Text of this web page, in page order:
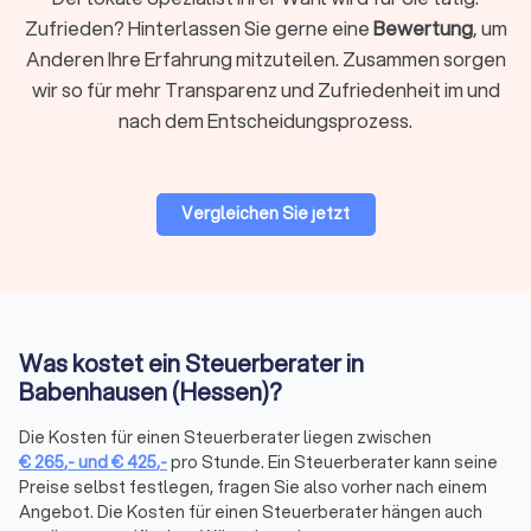
Auf Trustlocal finden Sie beide Varianten übersichtlich
dargestellt, sodass Sie selbst entscheiden können, was
besser zu Ihnen passt. Nutzen Sie unsere Filterfunktion, um
Art der Zusammenarbeit. Ein guter Steuerberater zeichnet
sich durch mehrere Merkmale aus:
Qualifikation und Spezialisierung:
Steuerberaterkammer ist die Grundvoraussetzung. Darüber
hinaus verfügen manche Berater über Zusatzqualifikationen
als Fachberater, etwa für Internationales Steuerrecht,
Unternehmensnachfolge oder spezifische Branchen. Prüfen
Zufrieden? Hinterlassen Sie gerne eineBewertung, um
Anderen Ihre Erfahrung mitzuteilen. Zusammen sorgen
wir so für mehr Transparenz und Zufriedenheit im und
nach dem Entscheidungsprozess.
Vergleichen Sie jetzt
Was kostet ein Steuerberater in
Babenhausen (Hessen)?
Die Kosten für einen Steuerberater liegen zwischen
€265,-und€425,-pro Stunde. Ein Steuerberater kann seine
Preise selbst festlegen, fragen Sie also vorher nach einem
Angebot. Die Kosten für einen Steuerberater hängen auch